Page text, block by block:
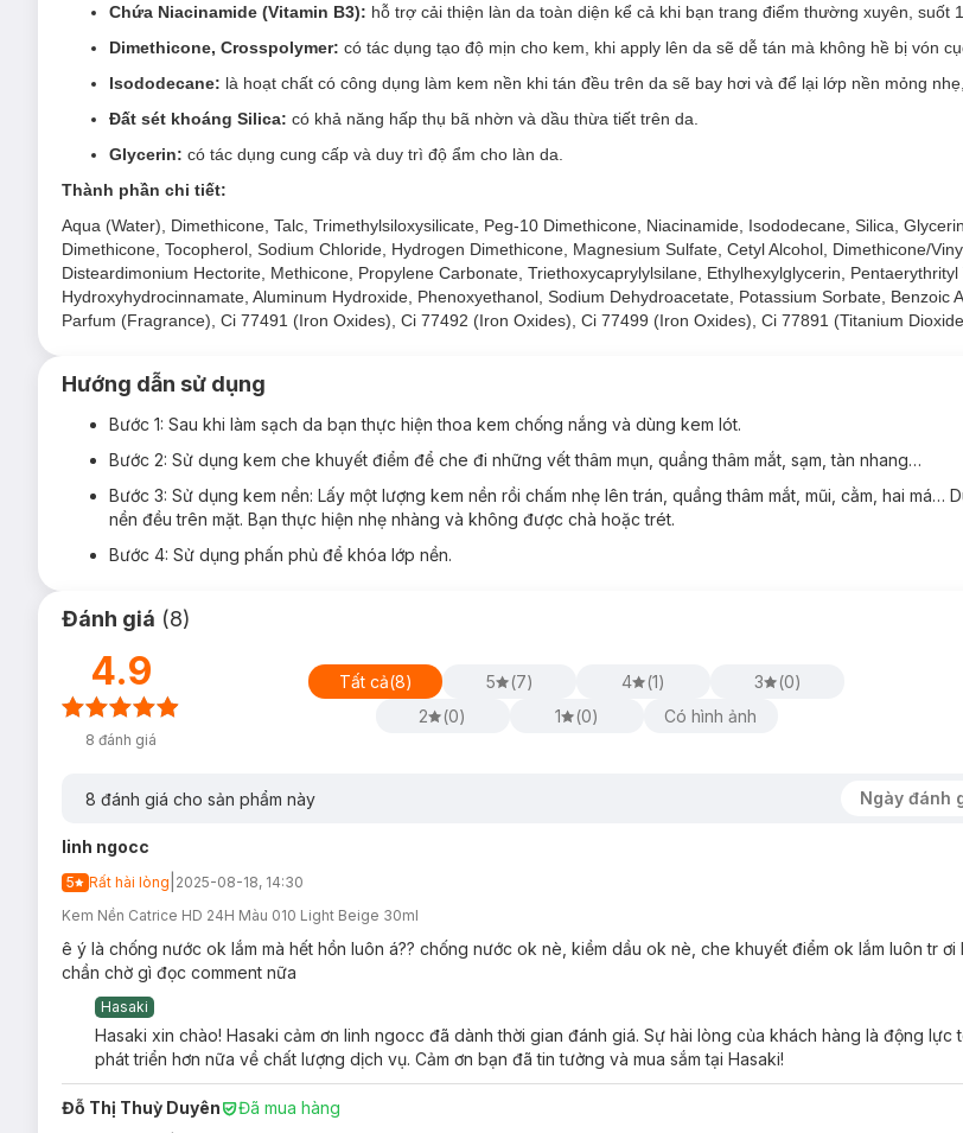
Màu 005 - Ivory Beige - Tông Sáng Tự Nhiên
Kem Nền Catrice HD Liquid Coverage Foundation phù hợp với loại da nào?
Phù hợp với mọi loại da.
Chứa Niacinamide (Vitamin B3): hỗ trợ cải thiện làn da toàn diện kể cả khi bạn trang điểm thường xuyên, suốt
Dimethicone, Crosspolymer: có tác dụng tạo độ mịn cho kem, khi apply lên da sẽ dễ tán mà không hề bị vón
Isododecane: là hoạt chất có công dụng làm kem nền khi tán đều trên da sẽ bay hơi và để lại lớp nền mỏng
Đất sét khoáng Silica: có khả năng hấp thụ bã nhờn và dầu thừa tiết trên da.
Glycerin: có tác dụng cung cấp và duy trì độ ẩm cho làn da.
Thành phần chi tiết:
Aqua (Water), Dimethicone, Talc, Trimethylsiloxysilicate, Peg-10 Dimethicone, Niacinamide, Isododecane, Silica,
Dimethicone, Tocopherol, Sodium Chloride, Hydrogen Dimethicone, Magnesium Sulfate, Cetyl Alcohol, Dimethicone/
Disteardimonium Hectorite, Methicone, Propylene Carbonate, Triethoxycaprylylsilane, Ethylhexylglycerin, Pentaerythrityl
Hydroxyhydrocinnamate, Aluminum Hydroxide, Phenoxyethanol, Sodium Dehydroacetate, Potassium Sorbate, Benzoic
Parfum (Fragrance), Ci 77491 (Iron Oxides), Ci 77492 (Iron Oxides), Ci 77499 (Iron Oxides), Ci 77891 (Titanium
Hướng dẫn sử dụng
Bước 1: Sau khi làm sạch da bạn thực hiện thoa kem chống nắng và dùng kem lót.
Bước 2: Sử dụng kem che khuyết điểm để che đi những vết thâm mụn, quầng thâm mắt, sạm, tàn nhang…
Bước 3: Sử dụng kem nền: Lấy một lượng kem nền rồi chấm nhẹ lên trán, quầng thâm mắt, mũi, cằm, hai má…
nền đều trên mặt. Bạn thực hiện nhẹ nhàng và không được chà hoặc trét.
Bước 4: Sử dụng phấn phủ để khóa lớp nền.
Đánh giá (8)
4.9
8 đánh giá
Tất cả(8) 5 (7) 4 (1) 3 (0)
2
(0) 1 (0) Có hình ảnh
8 đánh giá cho sản phẩm này Ngày đánh
linh ngocc
5 Rất hài lòng 2025-08-18, 14:30
Kem Nền Catrice HD 24H Màu 010 Light Beige 30ml
ê ý là chống nước ok lắm mà hết hồn luôn á?? chống nước ok nè, kiềm dầu ok nè, che khuyết điểm ok lắm luôn tr ơi
chần chờ gì đọc comment nữa
Hasaki
Hasaki xin chào! Hasaki cảm ơn linh ngocc đã dành thời gian đánh giá. Sự hài lòng của khách hàng là động lực
phát triển hơn nữa về chất lượng dịch vụ. Cảm ơn bạn đã tin tưởng và mua sắm tại Hasaki!
Đỗ Thị Thuỳ Duyên Đã mua hàng